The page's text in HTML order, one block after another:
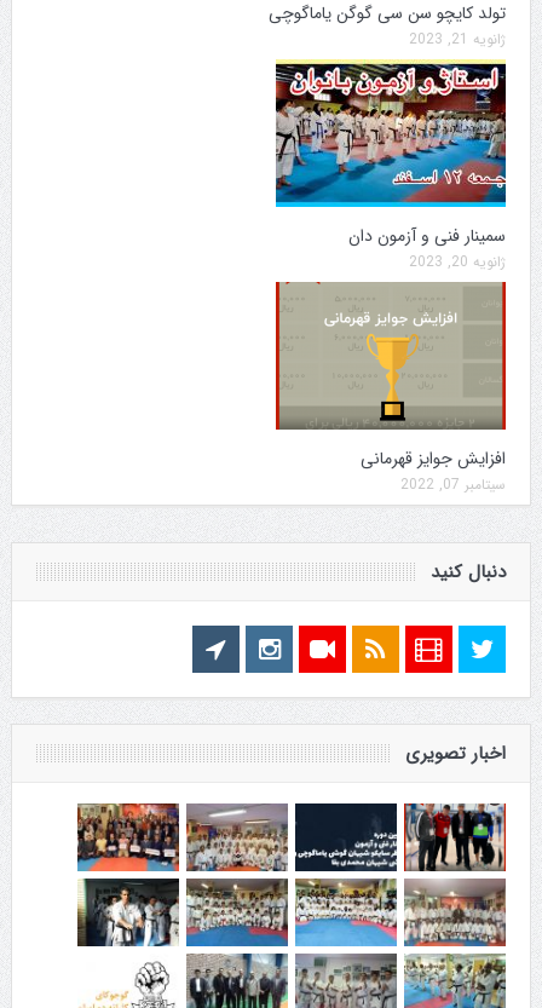
تولد کایچو سن سی گوگن یاماگوچی
ژانویه 21, 2023
سمینار فنی و آزمون دان
ژانویه 20, 2023
افزایش جوایز قهرمانی
سپتامبر 07, 2022
دنبال کنید
اخبار تصویری